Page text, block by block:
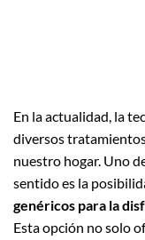
En la actualidad, la
diversos
nuestro hogar. Uno
sentido es la
genéricos para la
Esta opción no solo